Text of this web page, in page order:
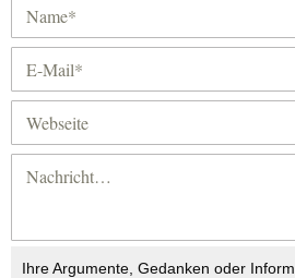
Ihre Argumente, Gedanken oder